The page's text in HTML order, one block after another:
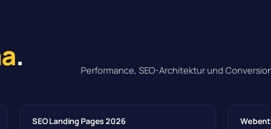
. Performance, SEO-Architektur und
SEO Landing Pages 2026